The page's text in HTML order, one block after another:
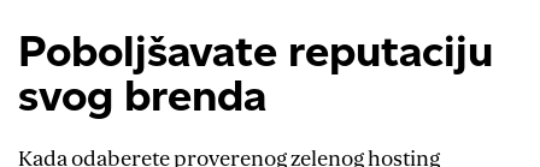
Poboljšavate reputaciju
svog brenda
Kada odaberete proverenog zelenog hosting